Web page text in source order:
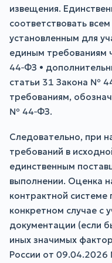
извещения.
соответствовать
установленным для
единым требованиям
44‑ФЗ •
статьи 31 Закона №
требованиям,
№ 44‑ФЗ.
Следовательно, при
требований в
единственным
выполнении. Оценка
контрактной
конкретном случае с
документации (если
иных значимых
России от